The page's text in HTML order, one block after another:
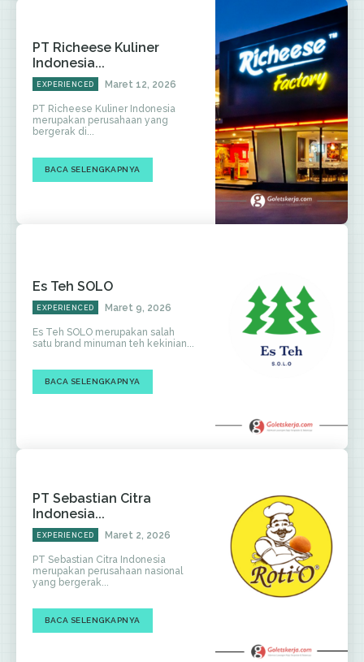
PT Richeese Kuliner
Indonesia...
EXPERIENCED Maret 12, 2026
PT Richeese Kuliner Indonesia
merupakan perusahaan yang
bergerak di...
BACA SELENGKAPNYA
Es Teh SOLO
EXPERIENCED Maret 9, 2026
Es Teh SOLO merupakan salah
satu brand minuman teh kekinian...
BACA SELENGKAPNYA
PT Sebastian Citra
Indonesia...
EXPERIENCED Maret 2, 2026
PT Sebastian Citra Indonesia
merupakan perusahaan nasional
yang bergerak...
BACA SELENGKAPNYA